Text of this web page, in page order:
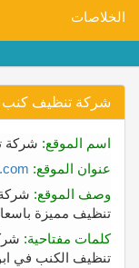
الخلاصات
شركة تنظيف كنب
اسم الموقع: شركة
عنوان الموقع:
وصف الموقع:
تنظيف مميزة
كلمات مفتاحية:
تنظيف الكنب في